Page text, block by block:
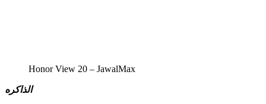
Honor View 20 – JawalMax
الذاكره